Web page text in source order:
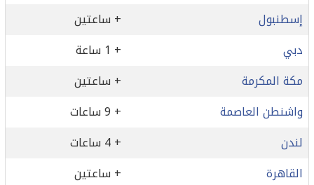
إسطنبول
+ ساعتين
دبي
+ 1 ساعة
مكة المكرمة
+ ساعتين
واشنطن العاصمة
+ 9 ساعات
لندن
+ 4 ساعات
القاهرة
+ ساعتين